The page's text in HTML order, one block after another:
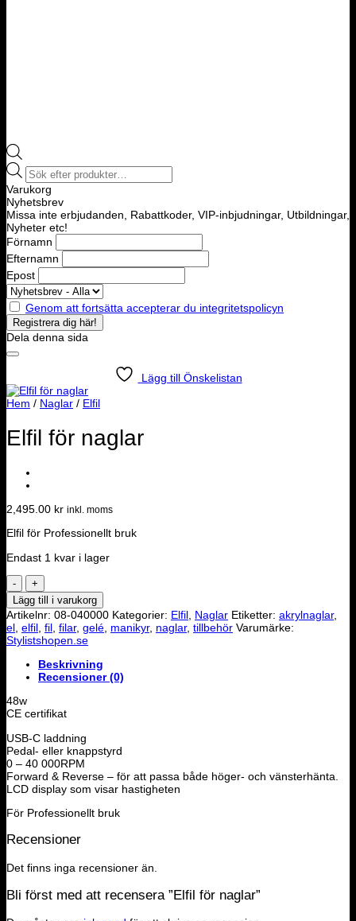
Products
search
Varukorg
Nyhetsbrev
Missa inte erbjudanden, Rabattkoder, VIP-inbjudningar, Utbildningar,
Nyheter etc!
Förnamn
Efternamn
Epost
Genom att fortsätta accepterar du integritetspolicyn
Dela denna sida
Lägg till Önskelistan
Hem / Naglar / Elfil
Elfil för naglar
2,495.00 kr inkl. moms
Elfil för Professionellt bruk
Endast 1 kvar i lager
Elfil
för
naglar
mängd
Lägg till i varukorg
Artikelnr: 08-040000 Kategorier: Elfil Naglar Etiketter: akrylnaglar,
el elfil fil filar, gelé manikyr, naglar, tillbehör Varumärke:
Stylistshopen.se
Beskrivning
Recensioner (0)
48w
CE certifikat
USB-C laddning
Pedal- eller knappstyrd
0 – 40 000RPM
Forward & Reverse – för att passa både höger- och vänsterhänta.
LCD display som visar hastigheten
För Professionellt bruk
Recensioner
Det finns inga recensioner än.
Bli först med att recensera ”Elfil för naglar”